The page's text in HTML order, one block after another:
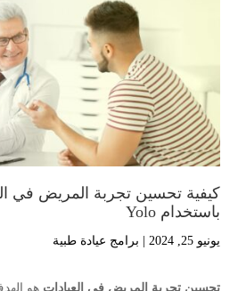
كيفية تحسين تجربة المريض في
باستخدام Yolo
يونيو 25, 2024 برامج عيادة طبية
تحسين تجربة المريض في العيادات هو